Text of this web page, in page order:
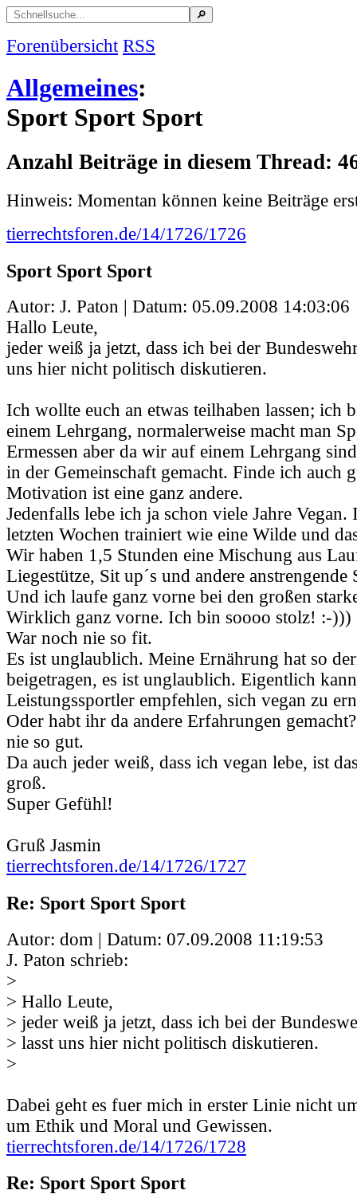
Forenübersicht RSS
Allgemeines:
Sport Sport Sport
Anzahl Beiträge in diesem Thread:
Hinweis: Momentan können keine Beiträge
tierrechtsforen.de/14/1726/1726
Sport Sport Sport
Autor: J. Paton | Datum: 05.09.2008 14:03:06
Hallo Leute,
jeder weiß ja jetzt, dass ich bei der
uns hier nicht politisch diskutieren.
Ich wollte euch an etwas teilhaben lassen; ich
einem Lehrgang, normalerweise macht man
Ermessen aber da wir auf einem Lehrgang
in der Gemeinschaft gemacht. Finde ich auch
Motivation ist eine ganz andere.
Jedenfalls lebe ich ja schon viele Jahre Vegan.
letzten Wochen trainiert wie eine Wilde und
Wir haben 1,5 Stunden eine Mischung aus
Liegestütze, Sit up´s und andere anstrengende
Und ich laufe ganz vorne bei den großen
Wirklich ganz vorne. Ich bin soooo stolz! :-)))
War noch nie so fit.
Es ist unglaublich. Meine Ernährung hat so
beigetragen, es ist unglaublich. Eigentlich
Leistungssportler empfehlen, sich vegan zu
Oder habt ihr da andere Erfahrungen
nie so gut.
Da auch jeder weiß, dass ich vegan lebe, ist
groß.
Super Gefühl!
Gruß Jasmin
tierrechtsforen.de/14/1726/1727
Re: Sport Sport Sport
Autor: dom | Datum: 07.09.2008 11:19:53
J. Paton schrieb:
>
> Hallo Leute,
> jeder weiß ja jetzt, dass ich bei der
> lasst uns hier nicht politisch diskutieren.
>
Dabei geht es fuer mich in erster Linie nicht
um Ethik und Moral und Gewissen.
tierrechtsforen.de/14/1726/1728
Re: Sport Sport Sport